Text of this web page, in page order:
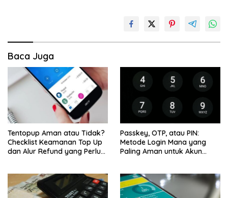
Baca Juga
Tentopup Aman atau Tidak?
Checklist Keamanan Top Up
dan Alur Refund yang Perlu
Passkey, OTP, atau PIN:
Metode Login Mana yang
Paling Aman untuk Akun